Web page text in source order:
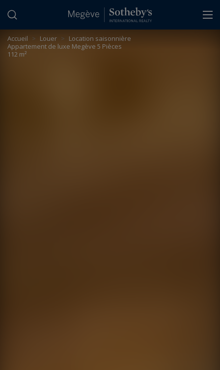
Accueil > Louer > Location saisonnière
Appartement de luxe Megève 5 Pièces
112 m²